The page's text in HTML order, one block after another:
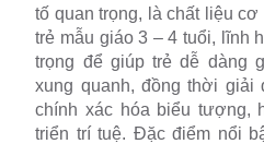
tố quan trọng, là chất liệu
trẻ mẫu giáo 3 – 4 tuổi, lĩnh
trọng để giúp trẻ dễ dàng
xung quanh, đồng thời giải
chính xác hóa biểu tượng,
triển trí tuệ. Đặc điểm nổi